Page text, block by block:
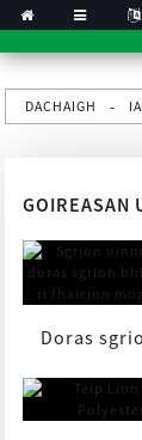
DACHAIGH
GOIREASAN
Doras